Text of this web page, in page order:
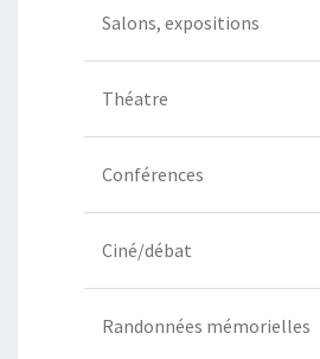
Salons, expositions
Théatre
Conférences
Ciné/débat
Randonnées mémorielles